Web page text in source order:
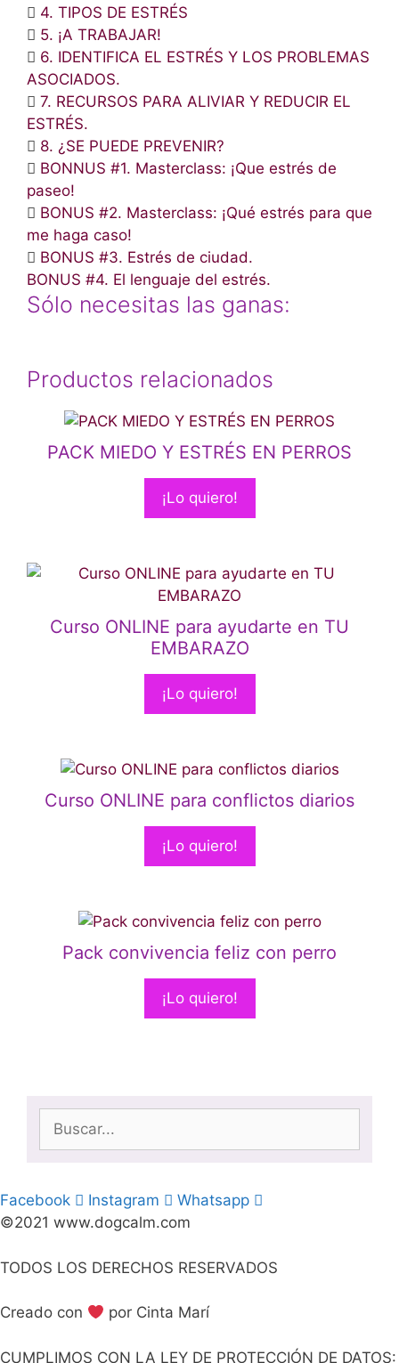
4. TIPOS DE ESTRÉS
5. ¡A TRABAJAR!
6. IDENTIFICA EL ESTRÉS Y LOS PROBLEMAS
ASOCIADOS.
7. RECURSOS PARA ALIVIAR Y REDUCIR EL
ESTRÉS.
8. ¿SE PUEDE PREVENIR?
BONNUS #1. Masterclass: ¡Que estrés de
paseo!
BONUS #2. Masterclass: ¡Qué estrés para que
me haga caso!
BONUS #3. Estrés de ciudad.
BONUS #4. El lenguaje del estrés.
Sólo necesitas las ganas:
Productos relacionados
PACK MIEDO Y ESTRÉS EN PERROS
¡Lo quiero!
Curso ONLINE para ayudarte en TU
EMBARAZO
¡Lo quiero!
Curso ONLINE para conflictos diarios
¡Lo quiero!
Pack convivencia feliz con perro
¡Lo quiero!
Buscar:
Facebook Instagram
Whatsapp
©2021 www.dogcalm.com
TODOS LOS DERECHOS RESERVADOS
Creado con por Cinta Marí
CUMPLIMOS CON LA LEY DE PROTECCIÓN DE DATOS: